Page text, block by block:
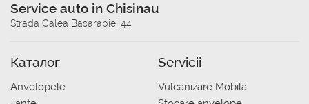
Service auto in Chisinau
Strada Calea Basarabiei 44
Каталог
Anvelopele
Servicii
Vulcanizare Mobila